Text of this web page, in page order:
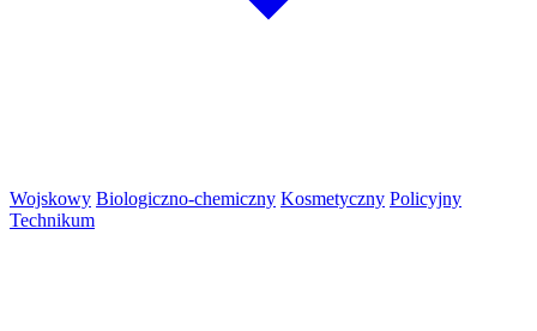
Wojskowy Biologiczno-chemiczny Kosmetyczny Policyjny
Technikum